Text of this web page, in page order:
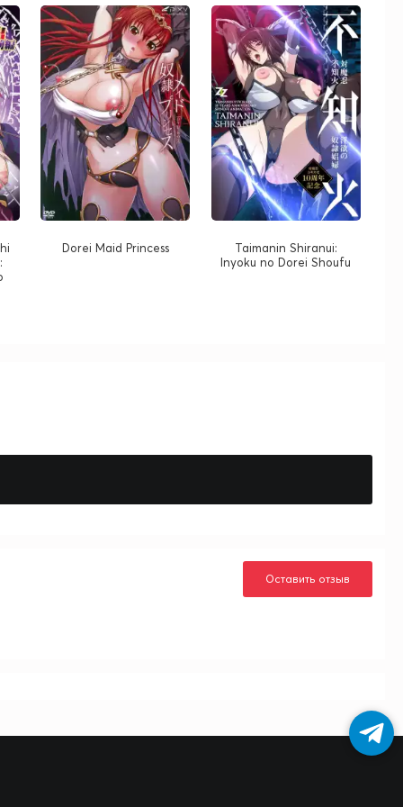
Dorei Maid Princess
Taimanin Shiranui:
Inyoku no Dorei Shoufu
Оставить отзыв